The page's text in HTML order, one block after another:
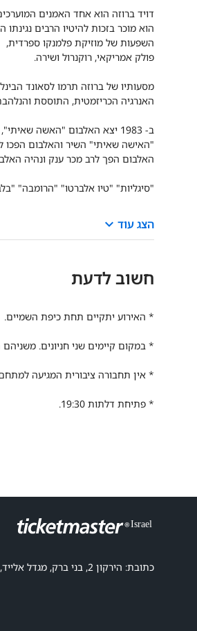
דויד ברוזה הוא אחד האמנים
הוא מוכר בזכות להיטיו הרבים
השפעות של מוזיקת פלמנקו ספרדית,
פולק אמריקאי, רוקנרול ושירה.
מסעותיו של ברוזה תרמו לסאונד
האנרגיה הכריזמטית, התוססת
ב- 1983 יצא האלבום "האשה שאיתי", אלבומו השלישי של ברוזה שהפך אותו לאמן גדול ושם אותו בשורה אחת עם גדולי האמנים בארץ.
"האישה שאיתי" השיר והאלבום הפכו
האלבום הפך לרב מכר ענק ונהיה
"סיגליות" "טיו אלברטו" "הרומבה"
הצג עוד keyboard_arrow_down
חשוב לדעת
* האירוע יתקיים תחת כיפת השמיים.
* במקום קיימים שני חניונים.
* אין תחבורה ציבורית המגיעה
* פתיחת דלתות 19:30.
כתובת: הירקון 2, בני ברק, מגדל אלייד, קומה 19